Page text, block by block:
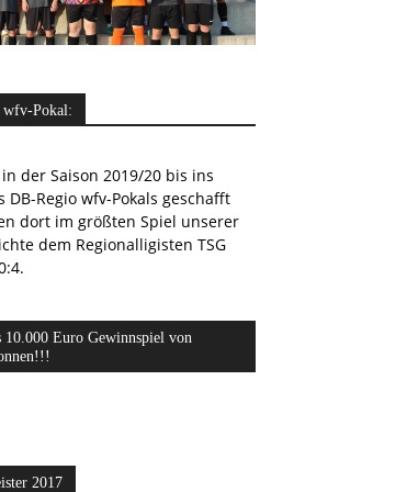
Pokal:
der Saison 2019/20 bis ins
DB-Regio wfv-Pokals geschafft
dort im größten Spiel unserer
dem Regionalligisten TSG
10.000 Euro Gewinnspiel von
2017